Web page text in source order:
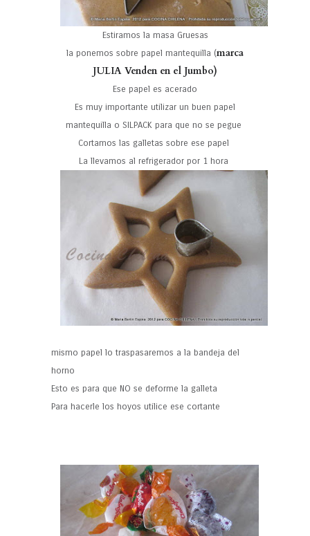
Estiramos la masa Gruesas
la ponemos sobre papel mantequilla (marca
JULIA Venden en el Jumbo)
Ese papel es acerado
Es muy importante utilizar un buen papel
mantequilla o SILPACK para que no se pegue
Cortamos las galletas sobre ese papel
La llevamos al refrigerador por 1 hora
mismo papel lo traspasaremos a la bandeja del
horno
Esto es para que NO se deforme la galleta
Para hacerle los hoyos utilice ese cortante